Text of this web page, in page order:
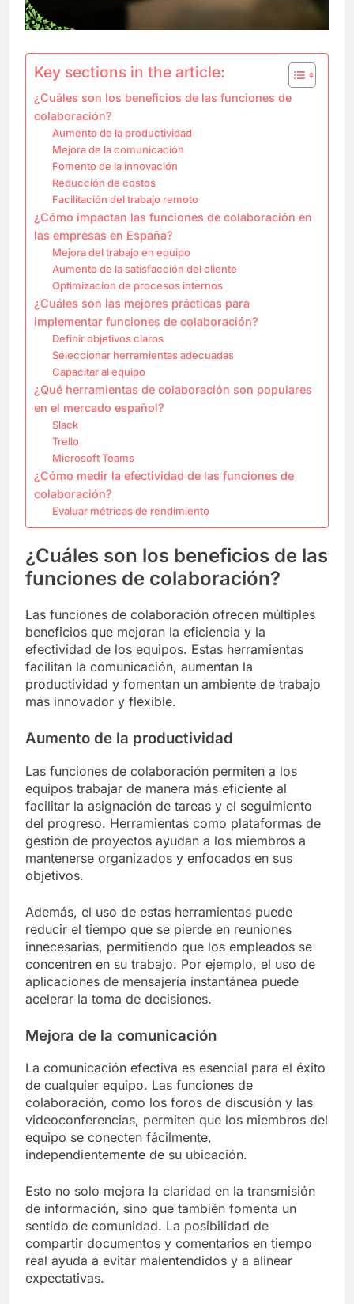
Key sections in the article:
¿Cuáles son los beneficios de las funciones de
colaboración?
Aumento de la productividad
Mejora de la comunicación
Fomento de la innovación
Reducción de costos
Facilitación del trabajo remoto
¿Cómo impactan las funciones de colaboración en
las empresas en España?
Mejora del trabajo en equipo
Aumento de la satisfacción del cliente
Optimización de procesos internos
¿Cuáles son las mejores prácticas para
implementar funciones de colaboración?
Definir objetivos claros
Seleccionar herramientas adecuadas
Capacitar al equipo
¿Qué herramientas de colaboración son populares
en el mercado español?
Slack
Trello
Microsoft Teams
¿Cómo medir la efectividad de las funciones de
colaboración?
Evaluar métricas de rendimiento
¿Cuáles son los beneficios de las
funciones de colaboración?
Las funciones de colaboración ofrecen múltiples
beneficios que mejoran la eficiencia y la
efectividad de los equipos. Estas herramientas
facilitan la comunicación, aumentan la
productividad y fomentan un ambiente de trabajo
más innovador y flexible.
Aumento de la productividad
Las funciones de colaboración permiten a los
equipos trabajar de manera más eficiente al
facilitar la asignación de tareas y el seguimiento
del progreso. Herramientas como plataformas de
gestión de proyectos ayudan a los miembros a
mantenerse organizados y enfocados en sus
objetivos.
Además, el uso de estas herramientas puede
reducir el tiempo que se pierde en reuniones
innecesarias, permitiendo que los empleados se
concentren en su trabajo. Por ejemplo, el uso de
aplicaciones de mensajería instantánea puede
acelerar la toma de decisiones.
Mejora de la comunicación
La comunicación efectiva es esencial para el éxito
de cualquier equipo. Las funciones de
colaboración, como los foros de discusión y las
videoconferencias, permiten que los miembros del
equipo se conecten fácilmente,
independientemente de su ubicación.
Esto no solo mejora la claridad en la transmisión
de información, sino que también fomenta un
sentido de comunidad. La posibilidad de
compartir documentos y comentarios en tiempo
real ayuda a evitar malentendidos y a alinear
expectativas.